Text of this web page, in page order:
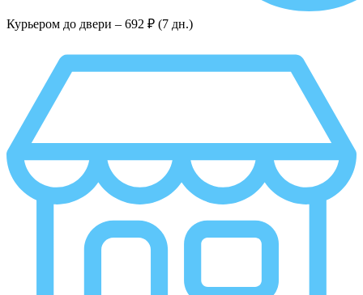
Курьером до двери – 692 ₽ (7 дн.)